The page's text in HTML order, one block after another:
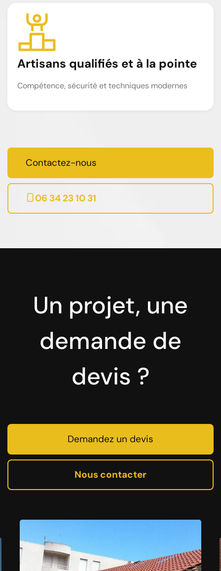
Artisans qualifiés et à la pointe
Compétence, sécurité et techniques modernes
Contactez-nous
06 34 23 10 31
Un projet, une
demande de
devis ?
Demandez un devis
Nous contacter